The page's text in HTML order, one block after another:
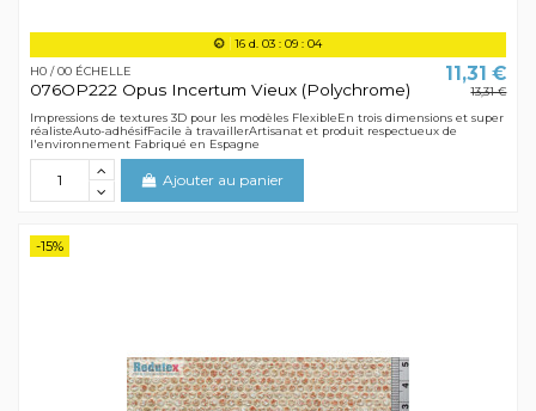
16 d. 03 :09 :04
H0 / 00 ÉCHELLE
076OP222 Opus Incertum Vieux (Polychrome)
11,31 €
13,31 €
Impressions de textures 3D pour les modèles FlexibleEn trois dimensions et super
réalisteAuto-adhésifFacile à travaillerArtisanat et produit respectueux de
l'environnement Fabriqué en Espagne
Ajouter au panier
-15%